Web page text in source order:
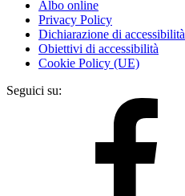
Albo online
Privacy Policy
Dichiarazione di accessibilità
Obiettivi di accessibilità
Cookie Policy (UE)
Seguici su: